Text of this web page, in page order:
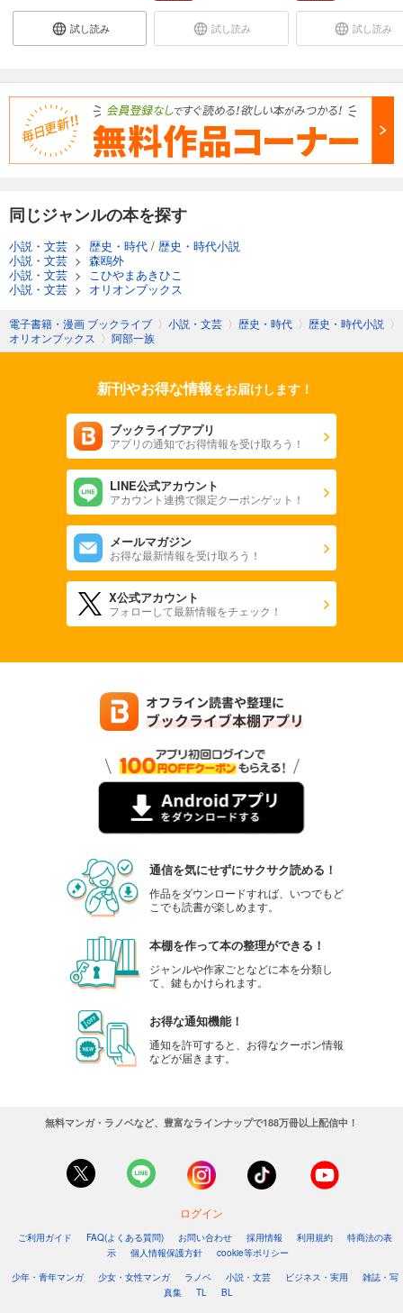
試し読み 試し読み 試し読み
同じジャンルの本を探す
小説・文芸 > 歴史・時代 / 歴史・時代小説
小説・文芸 > 森鴎外
小説・文芸 > こひやまあきひこ
小説・文芸 > オリオンブックス
電子書籍・漫画 ブックライブ 〉 小説・文芸 〉 歴史・時代 〉 歴史・時代小説 〉
オリオンブックス 〉 阿部一族
新刊やお得な情報をお届けします！
ブックライブアプリ
アプリの通知でお得情報を受け取ろう！
LINE公式アカウント
アカウント連携で限定クーポンゲット！
メールマガジン
お得な最新情報を受け取ろう！
X公式アカウント
フォローして最新情報をチェック！
通信を気にせずにサクサク読める！
作品をダウンロードすれば、いつでもど
こでも読書が楽しめます。
本棚を作って本の整理ができる！
ジャンルや作家ごとなどに本を分類し
て、鍵もかけられます。
お得な通知機能！
通知を許可すると、お得なクーポン情報
などが届きます。
無料マンガ・ラノベなど、豊富なラインナップで188万冊以上配信中！
ログイン
ご利用ガイド FAQ(よくある質問) お問い合わせ 採用情報 利用規約
特商法の表
示
個人情報保護方針
cookie等ポリシー
少年・青年マンガ
少女・女性マンガ ラノベ 小説・文芸 ビジネス・実用
雑誌・写
真集
TL BL